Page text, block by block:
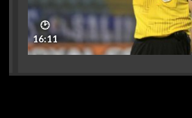
🕑
16:11